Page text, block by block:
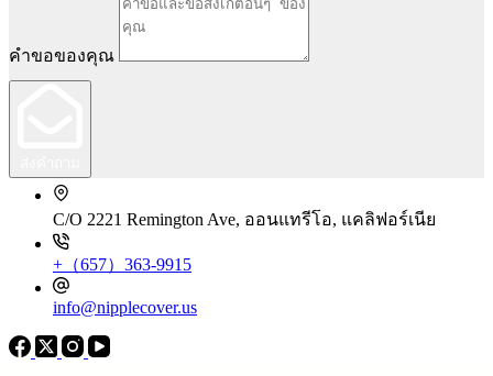
คำขอของคุณ
C/O 2221 Remington Ave, ออนแทรีโอ, แคลิฟอร์เนีย
+（657）363-9915
info@nipplecover.us